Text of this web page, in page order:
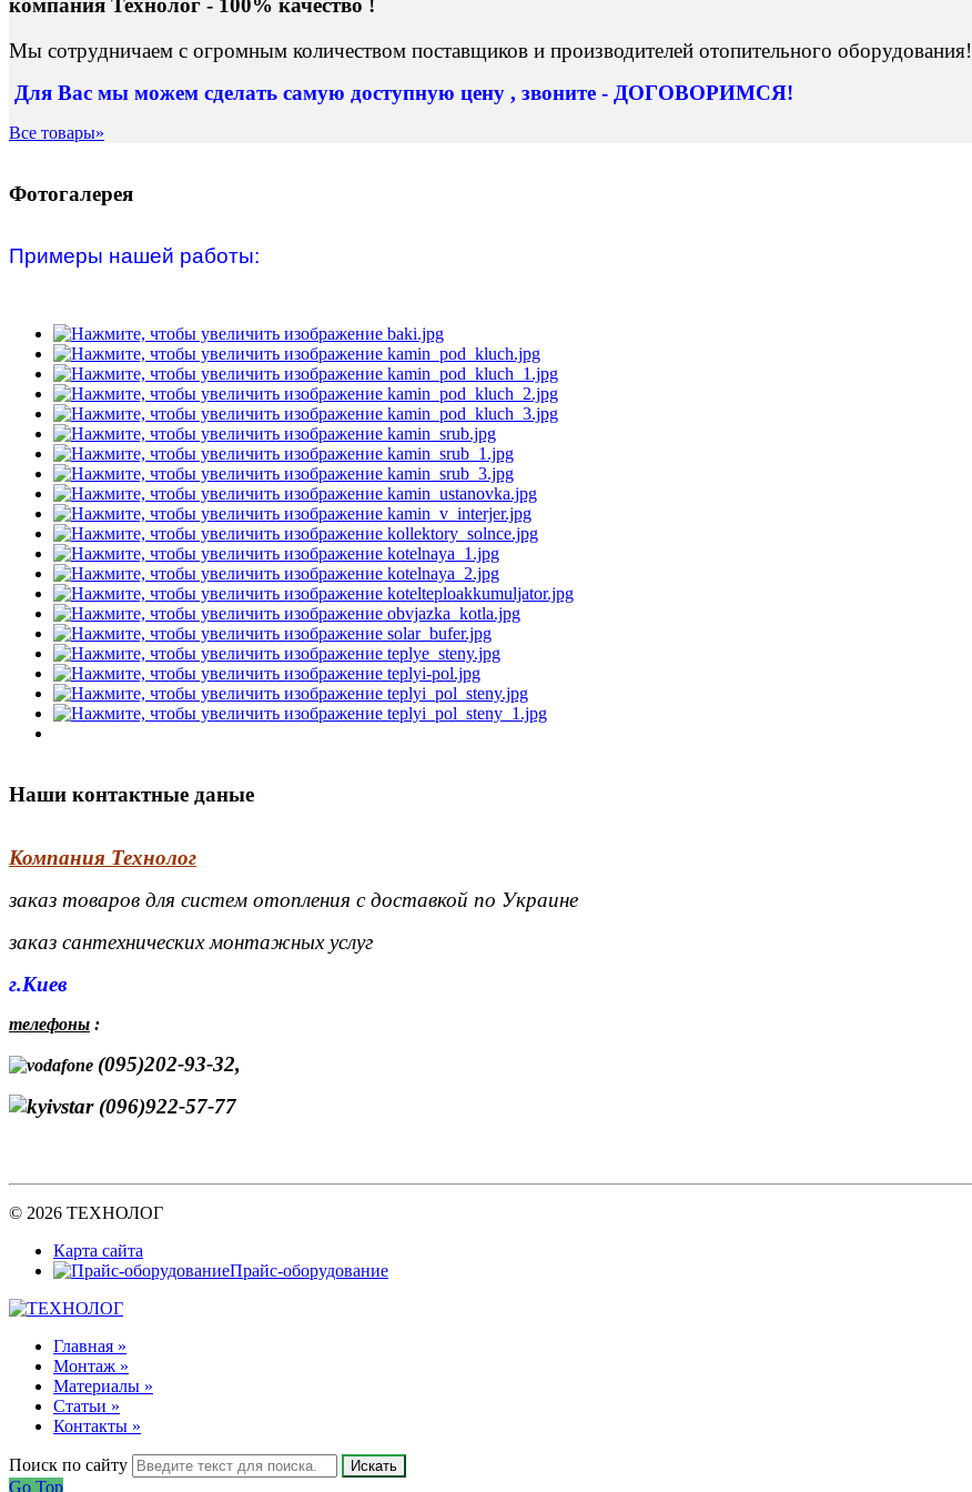
компания Технолог - 100% качество !
Мы сотрудничаем с огромным количеством поставщиков и производителей отопительного оборудования!
Для Вас мы можем сделать самую доступную цену , звоните - ДОГОВОРИМСЯ!
Все товары»
Фотогалерея
Примеры нашей работы:
Наши контактные даные
Компания Технолог
заказ товаров для систем отопления с доставкой по Украине
заказ сантехнических монтажных услуг
г.Киев
телефоны :
(095)202-93-32,
(096)922-57-77
© 2026 ТЕХНОЛОГ
Карта сайта
Прайс-оборудование
Главная »
Монтаж »
Материалы »
Статьи »
Контакты »
Поиск по сайту Искать
Go Top